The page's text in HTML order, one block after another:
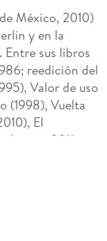
México, 2010)
y en la
sus libros
reedición del
Valor de uso
(1998), Vuelta
El
(2011) y